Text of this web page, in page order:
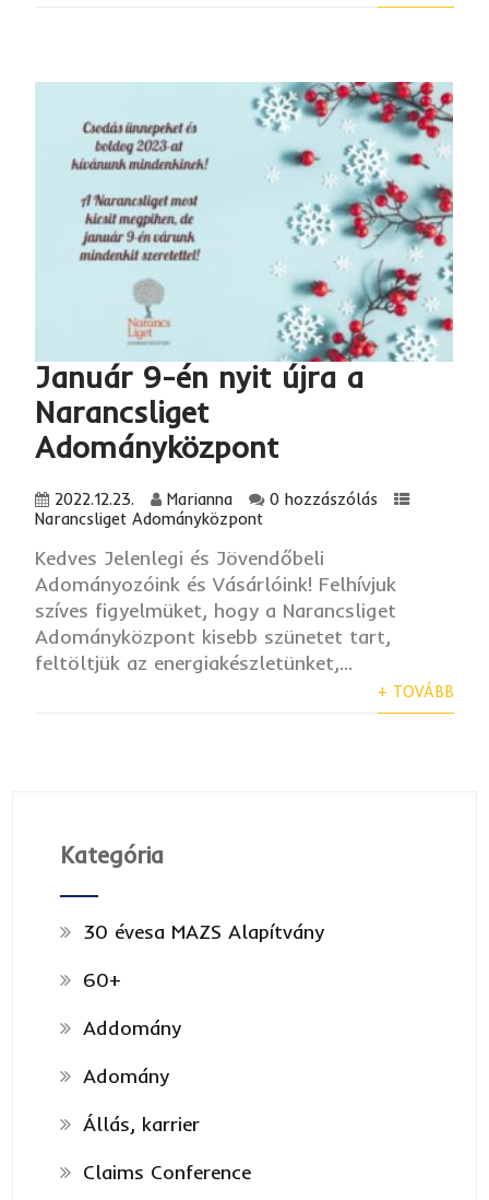
Január 9-én nyit újra a
Narancsliget
Adományközpont
2022.12.23. Marianna
0 hozzászólás
Narancsliget Adományközpont
Kedves Jelenlegi és Jövendőbeli
Adományozóink és Vásárlóink! Felhívjuk
szíves figyelmüket, hogy a Narancsliget
Adományközpont kisebb szünetet tart,
feltöltjük az energiakészletünket,...
+ TOVÁBB
Kategória
30 évesa MAZS Alapítvány
60+
Addomány
Adomány
Állás, karrier
Claims Conference